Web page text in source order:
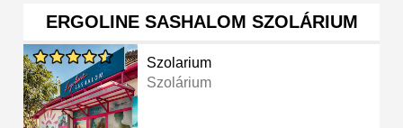
ERGOLINE SASHALOM SZOLÁRIUM
Szolarium
Szolárium